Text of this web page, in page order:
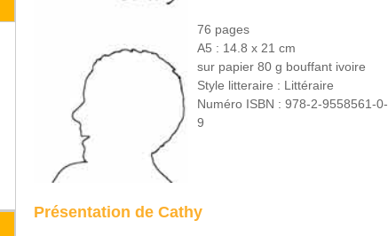
76 pages
A5 : 14.8 x 21 cm
sur papier 80 g bouffant ivoire
Style litteraire : Littéraire
Numéro ISBN :978-2-9558561-0-
9
Présentation de Cathy